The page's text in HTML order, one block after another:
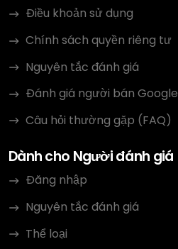
Điều khoản sử dụng
Chính sách quyền riêng tư
Nguyên tắc đánh giá
Đánh giá người bán Google
Câu hỏi thường gặp (FAQ)
Dành cho Người đánh giá
Đăng nhập
Nguyên tắc đánh giá
Thể loại